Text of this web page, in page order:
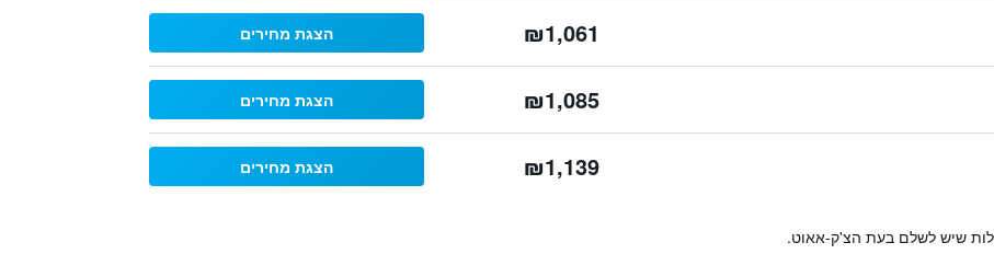
₪1,061 הצגת מחירים
₪1,085 הצגת מחירים
₪1,139 הצגת מחירים
שיש לשלם בעת הצ'ק-אאוט.